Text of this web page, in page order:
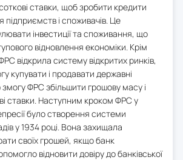
ставки, щоб зробити кредити
підприємств і споживачів. Це
інвестиції та споживання, що
відновлення економіки. Крім
відкрила систему відкритих ринків,
купувати і продавати державні
змогу ФРС збільшити грошову масу і
ставки. Наступним кроком ФРС у
було створення системи
у 1934 році. Вона захищала
своїх грошей, якщо банк
відновити довіру до банківської